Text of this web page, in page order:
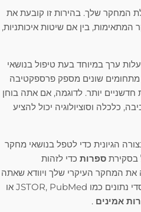
המחקר שלך. בהירות זו קובעת את
בין אם שיטות איכותניות,
ערך במיוחד בעת טיפול בנושאי
מתחומים שונים מספק פרספקטיבה
חדשניים יותר. לדוגמה, אם אתה בוחן
כלכלה וסוציולוגיה יכול להציע
הגיונית כדי לטפל בנושאי מחקר
בסקירת ספרות כדי לזהות
את המחקר העיקרי שלך ויוודא שאתה
לא משכפל מאמצים. השתמש במסדי נתונים כמו JSTOR, PubMed או
אמינים .